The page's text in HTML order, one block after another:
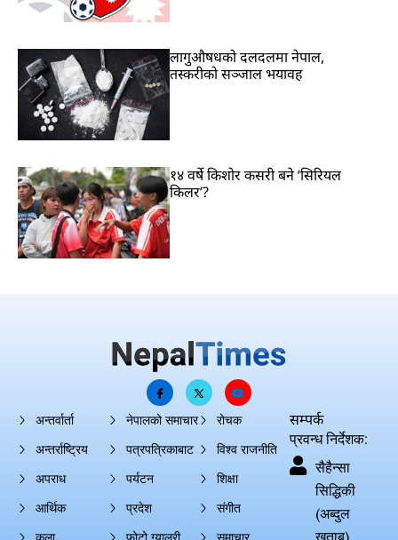
लागुऔषधको दलदलमा नेपाल,
तस्करीको सञ्जाल भयावह
१४ वर्षे किशोर कसरी बने ‘सिरियल
किलर’?
अन्तर्वार्ता
अन्तर्राष्ट्रिय
अपराध
आर्थिक
नेपालको समाचार
पत्रपत्रिकाबाट
पर्यटन
प्रदेश
रोचक
विश्व राजनीति
शिक्षा
संगीत
सम्पर्क
प्रवन्ध निर्देशक:
सैहैन्सा
सिद्धिकी
(अब्दुल
खताब)